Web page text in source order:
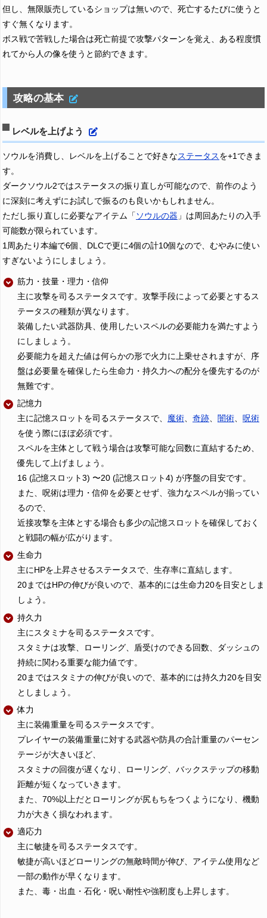
但し、無限販売しているショップは無いので、死亡するたびに使うと
すぐ無くなります。
ボス戦で苦戦した場合は死亡前提で攻撃パターンを覚え、ある程度慣
れてから人の像を使うと節約できます。
攻略の基本
レベルを上げよう
ソウルを消費し、レベルを上げることで好きなステータスを+1できま
す。
ダークソウル2ではステータスの振り直しが可能なので、前作のよう
に深刻に考えずにお試しで振るのも良いかもしれません。
ただし振り直しに必要なアイテム「 ソウルの器 」は周回あたりの入手
可能数が限られています。
1周あたり本編で6個、DLCで更に4個の計10個なので、むやみに使い
すぎないようにしましょう。
筋力・技量・理力・信仰
主に攻撃を司るステータスです。攻撃手段によって必要とするス
テータスの種類が異なります。
装備したい武器防具、使用したいスペルの必要能力を満たすよう
にしましょう。
必要能力を超えた値は何らかの形で火力に上乗せされますが、序
盤は必要量を確保したら生命力・持久力への配分を優先するのが
無難です。
記憶力
主に記憶スロットを司るステータスで、 魔術、 奇跡、 闇術、 呪術
を使う際にほぼ必須です。
スペルを主体として戦う場合は攻撃可能な回数に直結するため、
優先して上げましょう。
16 (記憶スロット3) 〜20 (記憶スロット4) が序盤の目安です。
また、呪術は理力・信仰を必要とせず、強力なスペルが揃ってい
るので、
近接攻撃を主体とする場合も多少の記憶スロットを確保しておく
と戦闘の幅が広がります。
生命力
主にHPを上昇させるステータスで、生存率に直結します。
20まではHPの伸びが良いので、基本的には生命力20を目安としま
しょう。
持久力
主にスタミナを司るステータスです。
スタミナは攻撃、ローリング、盾受けのできる回数、ダッシュの
持続に関わる重要な能力値です。
20まではスタミナの伸びが良いので、基本的には持久力20を目安
としましょう。
体力
主に装備重量を司るステータスです。
プレイヤーの装備重量に対する武器や防具の合計重量のパーセン
テージが大きいほど、
スタミナの回復が遅くなり、ローリング、バックステップの移動
距離が短くなっていきます。
また、70%以上だとローリングが尻もちをつくようになり、機動
力が大きく損なわれます。
適応力
主に敏捷を司るステータスです。
敏捷が高いほどローリングの無敵時間が伸び、アイテム使用など
一部の動作が早くなります。
また、毒・出血・石化・呪い耐性や強靭度も上昇します。